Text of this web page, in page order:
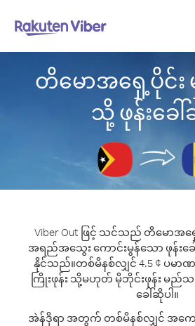
တိမောအရှေ့ပိုင်း
သို့ ဖုန်းခေ
Viber Out ဖြင့် သင်သည် တိမောအရှ
အရည်အသွေး ကောင်းမွန်သော ဖုန်းခ
နိုင်သည်။တစ်မိနစ်လျှင် 4.5 ¢ ပမာ
ကြိုးဖုန်း သို့မဟုတ် မိုဘိုင်းဖုန်း မည်
ခေါ်ဆိုပါ။
အဲန်ဒိုရာ အတွက် တစ်မိနစ်လျှင် အကောင်